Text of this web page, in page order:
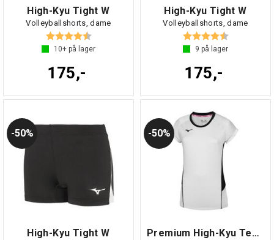
High-Kyu Tight W
Volleyballshorts, dame
Karakter: 4.6 av 5 mulige
10+ på lager
175,-
High-Kyu Tight W
Volleyballshorts, dame
Karakter: 4.6 av 5
9 på lager
175,-
50%
High-Kyu Tight W
50%
Premium High-Kyu Tee W